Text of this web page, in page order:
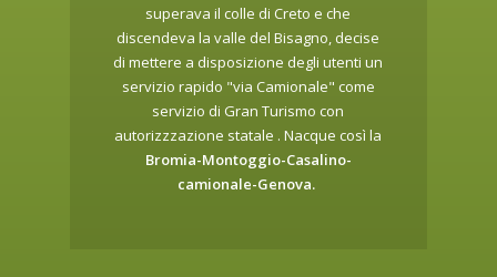
superava il colle di Creto e che
discendeva la valle del Bisagno, decise
di mettere a disposizione degli utenti un
servizio rapido "via Camionale" come
servizio di Gran Turismo con
autorizzzazione statale . Nacque così la
Bromia-Montoggio-Casalino-
camionale-Genova.